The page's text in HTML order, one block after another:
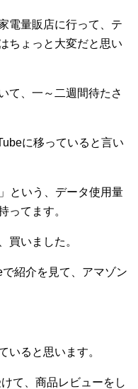
電量販店に行って、テ
ちょっと大変だと思い
て、一～二週間待たさ
に移っていると言い
という、データ使用量
ってます。
買いました。
紹介を見て、アマゾン
いると思います。
て、商品レビューをし